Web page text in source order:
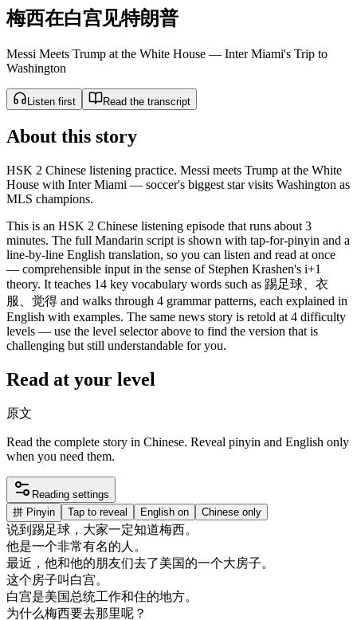
梅西在白宫见特朗普
Messi Meets Trump at the White House — Inter Miami's Trip to
Washington
Listen first Read the transcript
About this story
HSK 2 Chinese listening practice. Messi meets Trump at the White
House with Inter Miami — soccer's biggest star visits Washington as
MLS champions.
This is an HSK 2 Chinese listening episode that runs about 3
minutes. The full Mandarin script is shown with tap-for-pinyin and a
line-by-line English translation, so you can listen and read at once
— comprehensible input in the sense of Stephen Krashen's i+1
theory. It teaches 14 key vocabulary words such as 踢足球、衣
服、觉得 and walks through 4 grammar patterns, each explained in
English with examples. The same news story is retold at 4 difficulty
levels — use the level selector above to find the version that is
challenging but still understandable for you.
Read at your level
原文
Read the complete story in Chinese. Reveal pinyin and English only
when you need them.
Reading settings
拼 Pinyin Tap to reveal English on Chinese only
说到 踢足球 ， 大家一定知道梅西。
他是一个非常有名的人。
最近 ， 他和他的朋友们去了美国的一个大房子。
这个房子叫 白宫。
白宫是美国总统工作和住的地方。
为什么梅西要去那里呢 ？